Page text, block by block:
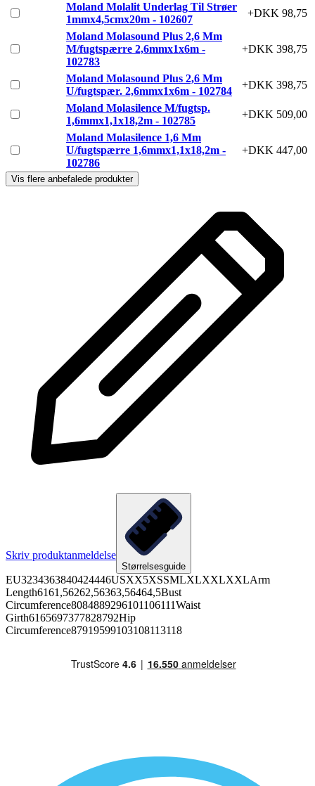
Moland Molalit Underlag Til Strøer
1mmx4,5cmx20m - 102607
+DKK 98,75
Moland Molasound Plus 2,6 Mm
M/fugtspærre 2,6mmx1x6m -
102783
+DKK 398,75
Moland Molasound Plus 2,6 Mm
U/fugtspær. 2,6mmx1x6m - 102784
+DKK 398,75
Moland Molasilence M/fugtsp.
1,6mmx1,1x18,2m - 102785
+DKK 509,00
Moland Molasilence 1,6 Mm
U/fugtspærre 1,6mmx1,1x18,2m -
102786
+DKK 447,00
Vis flere anbefalede produkter
Skriv produktanmeldelse
Størrelsesguide
EU3234363840424446USXX5XSSMLXLXXLXXLArm
Length6161,56262,56363,56464,5Bust
Circumference8084889296101106111Waist
Girth6165697377828792Hip
Circumference87919599103108113118